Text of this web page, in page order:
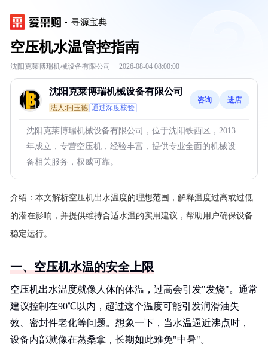
寻源宝典
空压机水温管控指南
沈阳克莱博瑞机械设备有限公司 · 2026-08-04 08:00:00
沈阳克莱博瑞机械设备有限公司
法人:闫玉德 通过深度核验
咨询 进店
沈阳克莱博瑞机械设备有限公司，位于沈阳铁西区，2013
年成立，专营空压机，经验丰富，提供专业全面的机械设
备相关服务，权威可靠。
介绍： 本文解析空压机出水温度的理想范围，解释温度过高或过低
的潜在影响，并提供维持合适水温的实用建议，帮助用户确保设备
稳定运行。
一、空压机水温的安全上限
空压机出水温度就像人体的体温，过高会引发"发烧"。通常
建议控制在90℃以内，超过这个温度可能引发润滑油失
效、密封件老化等问题。想象一下，当水温逼近沸点时，
设备内部就像在蒸桑拿，长期如此难免"中暑"。